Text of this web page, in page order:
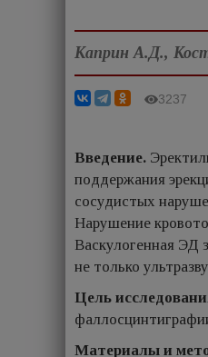
Каприн А.Д.,
3237
Введение.
поддержания
сосудистых
Нарушение
Васкулогенная ЭД
не только
Цель
Материалы и